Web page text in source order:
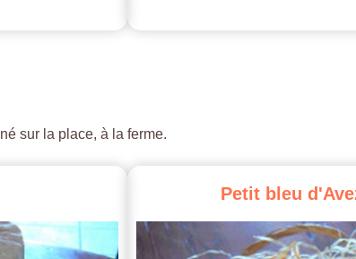
sur la place, à la ferme.
Petit bleu